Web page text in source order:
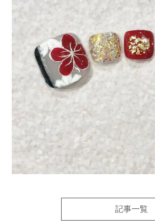
記事一覧